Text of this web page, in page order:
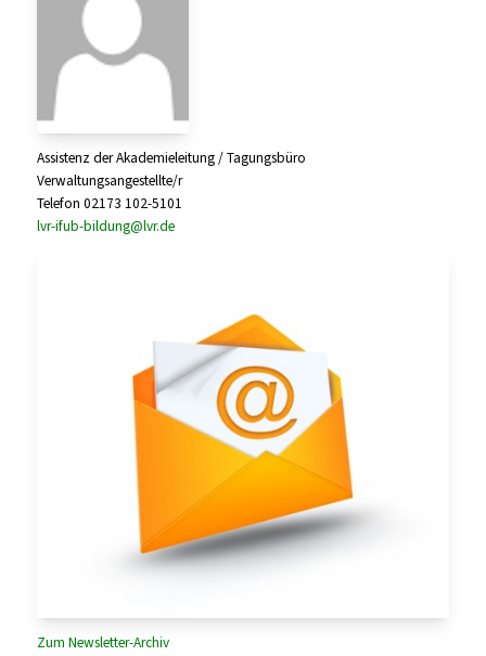
Assistenz der Akademieleitung / Tagungsbüro
Verwaltungsangestellte/r
Telefon 02173 102-5101
lvr-ifub-bildung@lvr.de
Zum Newsletter-Archiv